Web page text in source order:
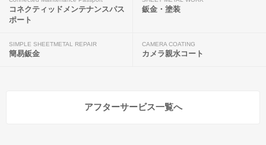
コネクティッドメンテナンスパス
ポート
鈑金・塗装
SIMPLE SHEETMETAL REPAIR
簡易鈑金
CAMERA COATING
カメラ親水コート
アフターサービス一覧へ